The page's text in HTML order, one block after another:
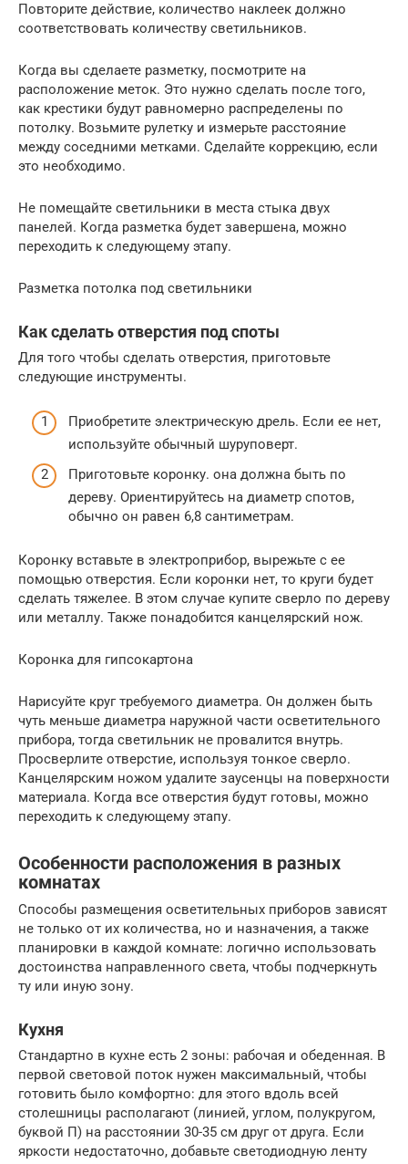
Повторите действие, количество наклеек должно
соответствовать количеству светильников.
Когда вы сделаете разметку, посмотрите на
расположение меток. Это нужно сделать после того,
как крестики будут равномерно распределены по
потолку. Возьмите рулетку и измерьте расстояние
между соседними метками. Сделайте коррекцию, если
это необходимо.
Не помещайте светильники в места стыка двух
панелей. Когда разметка будет завершена, можно
переходить к следующему этапу.
Разметка потолка под светильники
Как сделать отверстия под споты
Для того чтобы сделать отверстия, приготовьте
следующие инструменты.
Приобретите электрическую дрель. Если ее нет,
используйте обычный шуруповерт.
Приготовьте коронку. она должна быть по
дереву. Ориентируйтесь на диаметр спотов,
обычно он равен 6,8 сантиметрам.
Коронку вставьте в электроприбор, вырежьте с ее
помощью отверстия. Если коронки нет, то круги будет
сделать тяжелее. В этом случае купите сверло по дереву
или металлу. Также понадобится канцелярский нож.
Коронка для гипсокартона
Нарисуйте круг требуемого диаметра. Он должен быть
чуть меньше диаметра наружной части осветительного
прибора, тогда светильник не провалится внутрь.
Просверлите отверстие, используя тонкое сверло.
Канцелярским ножом удалите заусенцы на поверхности
материала. Когда все отверстия будут готовы, можно
переходить к следующему этапу.
Особенности расположения в разных
комнатах
Способы размещения осветительных приборов зависят
не только от их количества, но и назначения, а также
планировки в каждой комнате: логично использовать
достоинства направленного света, чтобы подчеркнуть
ту или иную зону.
Кухня
Стандартно в кухне есть 2 зоны: рабочая и обеденная. В
первой световой поток нужен максимальный, чтобы
готовить было комфортно: для этого вдоль всей
столешницы располагают (линией, углом, полукругом,
буквой П) на расстоянии 30-35 см друг от друга. Если
яркости недостаточно, добавьте светодиодную ленту